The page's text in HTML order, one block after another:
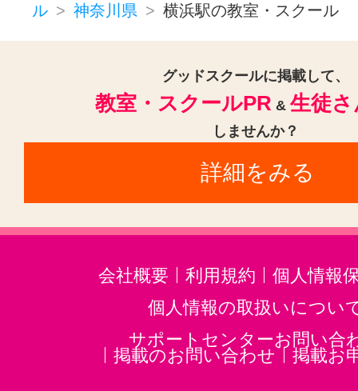
ル 神奈川県 横浜駅の教室・スクール
グッドスクールに掲載して、
教室・スクールPR & 生徒
しませんか？
詳細をみる
会社概要 利用規約
個人情報
個人情報の取扱いについ
サポートセンターお問い合
掲載のお問い合わせ
掲載お